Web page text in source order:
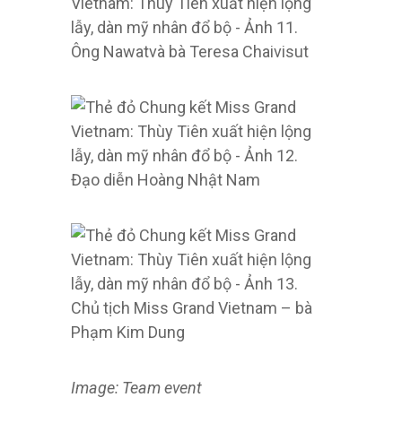
Ông Nawatvà bà Teresa Chaivisut
Đạo diễn Hoàng Nhật Nam
Chủ tịch Miss Grand Vietnam – bà
Phạm Kim Dung
Image: Team event